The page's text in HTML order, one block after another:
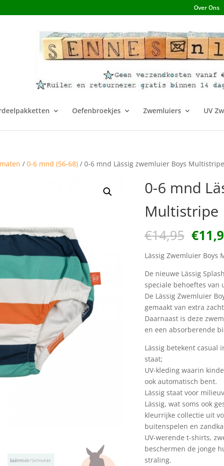
Over Ons
Oefenbroekjes Zwemluiers UV
/0-6 mnd (56-68) / 0-6 mnd Lässig zwemluier Boys Multistripe
0-6 mnd
Multistripe
€14,95
prijs
was:
€
Lässig Zwemluier Boys
De nieuwe Lässig
speciale behoeftes van
De Lässig Zwemluier
gemaakt van extra
Daarnaast is deze
en een absorberende
Lässig betekent casual
staat;
UV-kleding waarin
ook automatisch bent.
Lässig staat voor
Lässig, wat soms ook
kleurrijke collectie uit
buitenspelen en
UV-werende t-shirts,
beschermen de jonge
straling.